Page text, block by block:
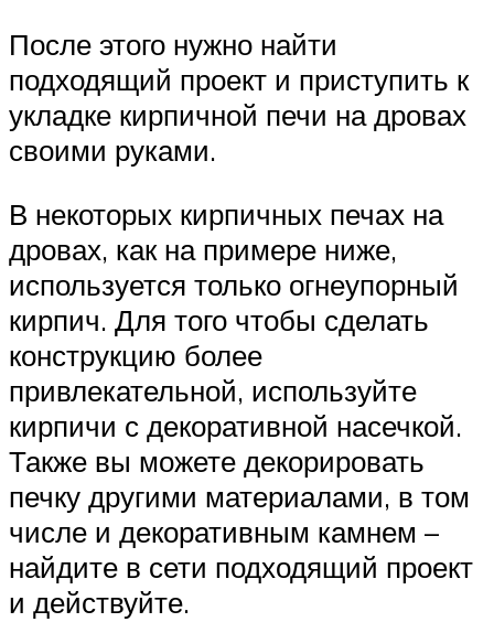
После этого нужно найти
подходящий проект и приступить к
укладке кирпичной печи на дровах
своими руками.
В некоторых кирпичных печах на
дровах, как на примере ниже,
используется только огнеупорный
кирпич. Для того чтобы сделать
конструкцию более
привлекательной, используйте
кирпичи с декоративной насечкой.
Также вы можете декорировать
печку другими материалами, в том
числе и декоративным камнем –
найдите в сети подходящий проект
и действуйте.